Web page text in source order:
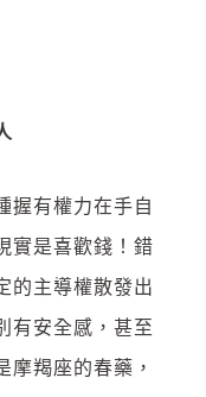
握有權力在手自
實是喜歡錢！錯
的主導權散發出
有安全感，甚至
摩羯座的春藥，